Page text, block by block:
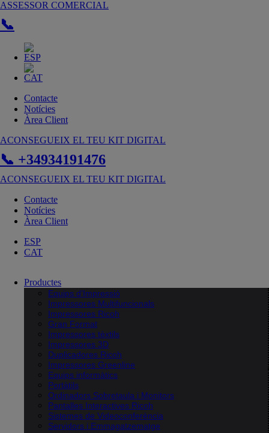
Vés
contingut
ASSESSOR COMERCIAL
📞
Contacte
Notícies
Àrea Client
ACONSEGUEIX EL TEU KIT DIGITAL
📞 +34934191476
ACONSEGUEIX EL TEU KIT DIGITAL
Contacte
Notícies
Àrea Client
ESP
CAT
Productes
Equips d’Impressió
Impressores Multifuncionals
Impressores Ricoh
Gran Format
Impressores tèxtils
Impressores 3D
Duplicadores Ricoh
Impressores Greenline
Equips informàtics
Portàtils
Ordinadors Sobretaula i Monitors
Pantalles Interactives Ricoh
Sistemes de Videoconferència
Servidors i Emmagatzematge